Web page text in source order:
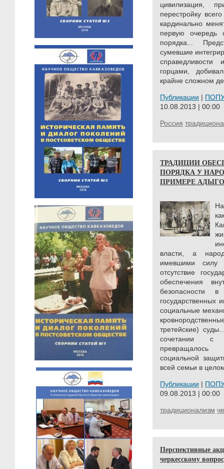
цивилизация,
перестройку
кардинально
первую очередь
порядка...
сумевшие
горцами,
крайне сложном
Публикации |
10.08.2013 | 00:00
Россия
ТРАДИЦИИ
ПОРЯДКА У
ПРИМЕРЕ
власти, а
имевшими силу
отсутствие
обеспечения
безопасности
государственных
социальные
третейские)
сочетании с
социальной
всей семьи в
Публикации |
09.08.2013 | 00:00
традиционализм
Перспективные
черкесскому